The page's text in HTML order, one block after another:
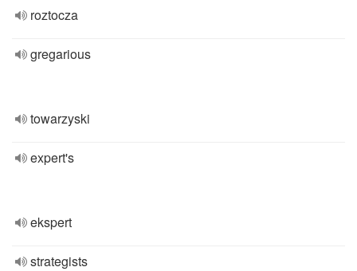
roztocza
gregarious
towarzyski
expert's
ekspert
strategists